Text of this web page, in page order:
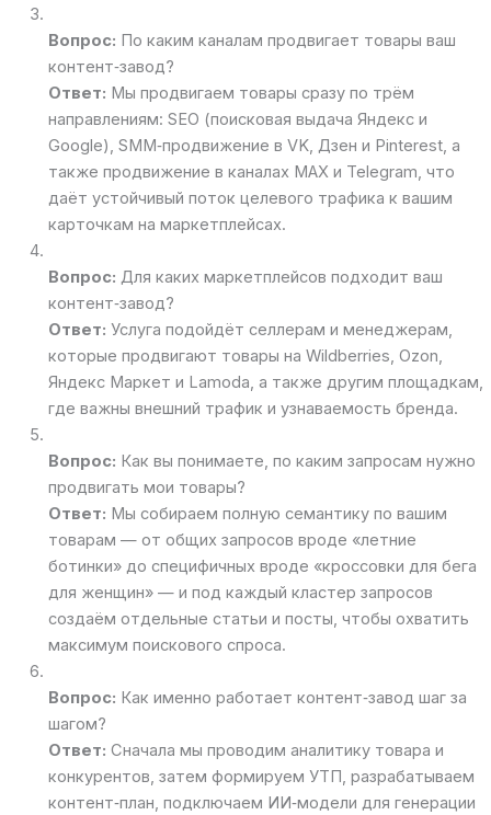
Вопрос: По каким каналам продвигает товары ваш
контент‑завод?
Ответ: Мы продвигаем товары сразу по трём
направлениям: SEO (поисковая выдача Яндекс и
Google), SMM‑продвижение в VK, Дзен и Pinterest, а
также продвижение в каналах MAX и Telegram, что
даёт устойчивый поток целевого трафика к вашим
карточкам на маркетплейсах.
Вопрос: Для каких маркетплейсов подходит ваш
контент‑завод?
Ответ: Услуга подойдёт селлерам и менеджерам,
которые продвигают товары на Wildberries, Ozon,
Яндекс Маркет и Lamoda, а также другим площадкам,
где важны внешний трафик и узнаваемость бренда.
Вопрос: Как вы понимаете, по каким запросам нужно
продвигать мои товары?
Ответ: Мы собираем полную семантику по вашим
товарам — от общих запросов вроде «летние
ботинки» до специфичных вроде «кроссовки для бега
для женщин» — и под каждый кластер запросов
создаём отдельные статьи и посты, чтобы охватить
максимум поискового спроса.
Вопрос: Как именно работает контент‑завод шаг за
шагом?
Ответ: Сначала мы проводим аналитику товара и
конкурентов, затем формируем УТП, разрабатываем
контент‑план, подключаем ИИ‑модели для генерации